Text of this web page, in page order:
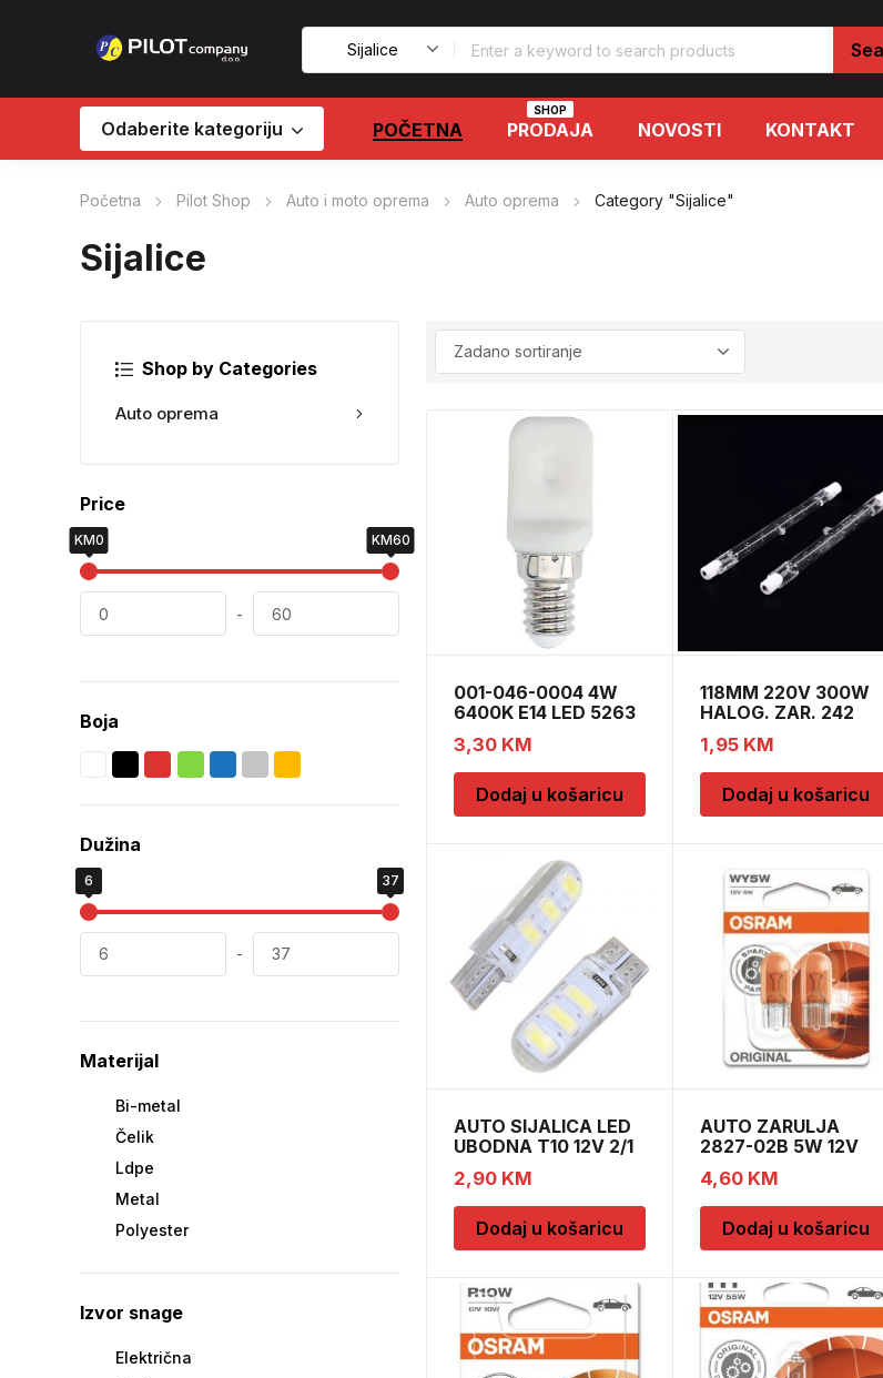
Odaberite kategoriju POČETNA PRODAJA
SHOP
NOVOSTI KONTAKT
Početna Pilot Shop Auto i moto oprema Auto oprema Category "Sijalice"
Sijalice
Shop by Categories
Auto oprema
Price
KM0 KM60
-
Boja
Dužina
6 37
-
Materijal
Bi-metal
Čelik
Ldpe
Metal
Polyester
Izvor snage
Električna
001-046-0004 4W
6400K E14 LED 5263
3,30 KM
Dodaj u košaricu
118MM 220V 300W
HALOG. ZAR. 242
1,95 KM
Dodaj u košaricu
AUTO SIJALICA LED
UBODNA T10 12V 2/1
2,90 KM
Dodaj u košaricu
AUTO ZARULJA
2827-02B 5W 12V
4,60 KM
Dodaj u košaricu